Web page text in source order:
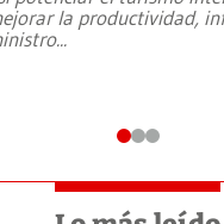
la productividad,
...